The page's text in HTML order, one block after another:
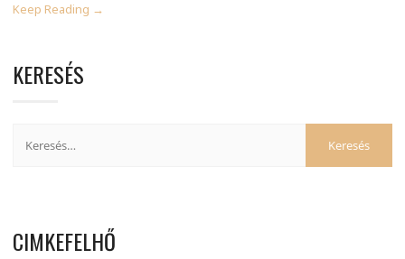
Keep Reading →
KERESÉS
CIMKEFELHŐ